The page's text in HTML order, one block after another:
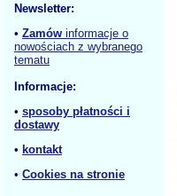
Newsletter:
• Zamów informacje o
nowościach z wybranego
tematu
Informacje:
• sposoby płatności i
dostawy
• kontakt
• Cookies na stronie